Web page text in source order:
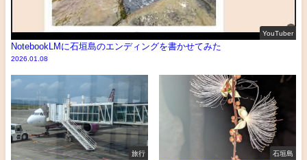
YouTuber
NotebookLMに石垣島のエンディングを書かせてみた
2026.01.08
旅行 石垣島